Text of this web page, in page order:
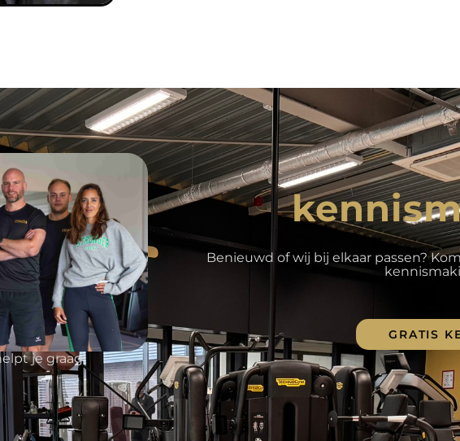
je graag!
Benieuwd of wij bij elkaar passen?
GRATIS